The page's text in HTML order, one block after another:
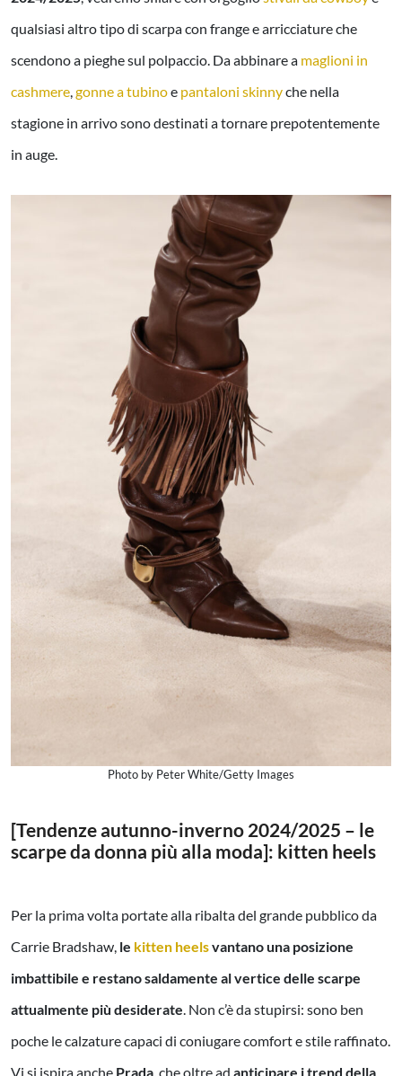
qualsiasi altro tipo di scarpa con frange e arricciature che
scendono a pieghe sul polpaccio. Da abbinare a maglioni in
cashmere,gonne a tubinoe pantaloni skinnyche nella
stagione in arrivo sono destinati a tornare prepotentemente
in auge.
Photo by Peter White/Getty Images
[Tendenze autunno-inverno 2024/2025 – le
scarpe da donna più alla moda]: kitten heels
Per la prima volta portate alla ribalta del grande pubblico da
Carrie Bradshaw, le kitten heelsvantano una posizione
imbattibile e restano saldamente al vertice delle scarpe
attualmente più desiderate. Non c’è da stupirsi: sono ben
poche le calzature capaci di coniugare comfort e stile raffinato.
Vi si ispira anche Prada, che oltre ad anticipare i trend della